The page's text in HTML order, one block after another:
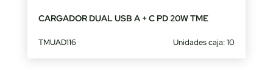
CARGADOR DUAL USB A + C PD 20W TME
TMUAD116 Unidades caja: 10